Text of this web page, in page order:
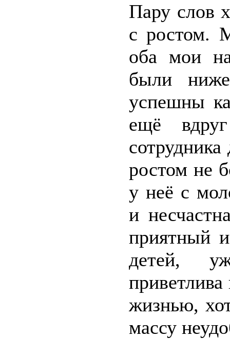
Пару слов
с ростом.
оба мои
были
успешны
ещё
ростом не
у неё с
и
приятный
детей,
жизнью,
массу